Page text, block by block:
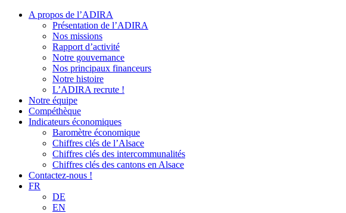
A propos de l’ADIRA
Présentation de l’ADIRA
Nos missions
Rapport d’activité
Notre gouvernance
Nos principaux financeurs
Notre histoire
L’ADIRA recrute !
Notre équipe
Compéthèque
Indicateurs économiques
Baromètre économique
Chiffres clés de l’Alsace
Chiffres clés des intercommunalités
Chiffres clés des cantons en Alsace
Contactez-nous !
FR
DE
EN